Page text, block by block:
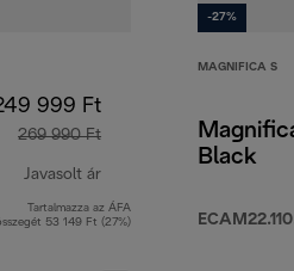
999 Ft
269 990 Ft
Javasolt ár
eredeti ár 269 990 Ft
Tartalmazza az ÁFA
53 149 Ft (27%)
-27%
MAGNIFICA S
Black